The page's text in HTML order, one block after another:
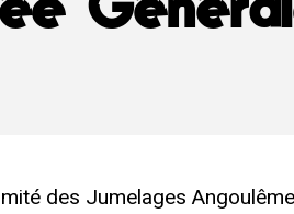
des Jumelages